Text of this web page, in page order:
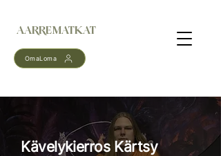
OmaLoma
AARREMATKAT
Kävelykierros Kärtsy